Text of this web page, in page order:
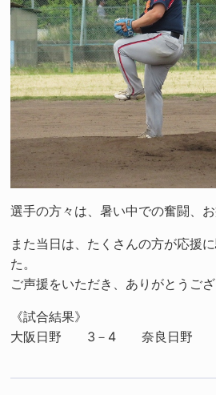
選手の方々は、暑い中での奮闘、お
また当日は、たくさんの方が応援
た。
ご声援をいただき、ありがとうござ
《試合結果》
大阪日野 3－4 奈良日野